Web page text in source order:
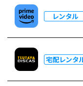
レンタル
宅配レンタ